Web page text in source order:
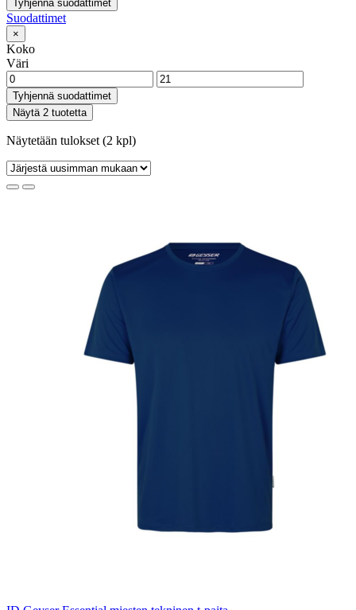
Tyhjennä suodattimet
Suodattimet
×
Koko
Väri
Tyhjennä suodattimet
Näytä 2 tuotetta
Näytetään tulokset (2 kpl)